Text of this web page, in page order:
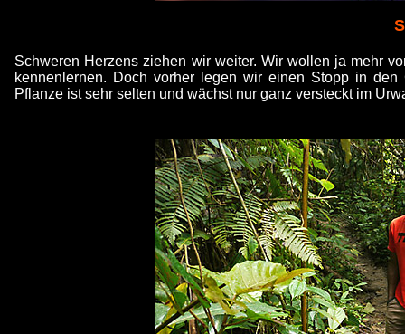
Schweren Herzens ziehen wir weiter. Wir wollen ja mehr
kennenlernen. Doch vorher legen wir einen Stopp in
Pflanze ist sehr selten und wächst nur ganz versteckt im